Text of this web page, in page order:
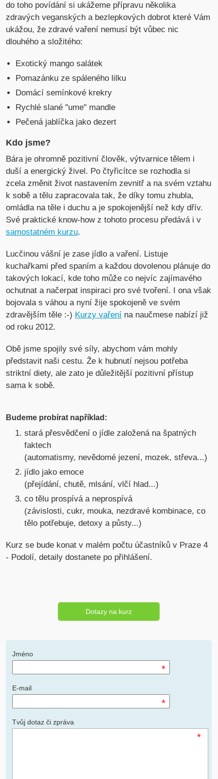
do toho povídání si ukážeme přípravu několika
zdravých veganských a bezlepkových dobrot které Vám
ukážou, že zdravé vaření nemusí být vůbec nic
dlouhého a složitého:
Exotický mango salátek
Pomazánku ze spáleného lilku
Domácí semínkové krekry
Rychlé slané "ume" mandle
Pečená jablíčka jako dezert
Kdo jsme?
Bára je ohromně pozitivní člověk, výtvarnice tělem i
duší a energický živel. Po čtyřicítce se rozhodla si
zcela změnit život nastavením zevnitř a na svém vztahu
k sobě a tělu zapracovala tak, že díky tomu zhubla,
omládla na těle i duchu a je spokojenější než kdy dřív.
Své praktické know-how z tohoto procesu předává i v
samostatném kurzu.
Lucčinou vášní je zase jídlo a vaření. Listuje
kuchařkami před spaním a každou dovolenou plánuje do
takových lokací, kde toho může co nejvíc zajímavého
ochutnat a načerpat inspiraci pro své tvoření. I ona však
bojovala s váhou a nyní žije spokojeně ve svém
zdravějším těle :-) Kurzy vaření na naučmese nabízí již
od roku 2012.
Obě jsme spojily své síly, abychom vám mohly
představit naši cestu. Že k hubnutí nejsou potřeba
striktní diety, ale zato je důležitější pozitivní přístup
sama k sobě.
Budeme probírat například:
stará přesvědčení o jídle založená na špatných
faktech
(automatismy, nevědomé jezení, mozek, střeva...)
jídlo jako emoce
(přejídání, chutě, mlsání, vlčí hlad...)
co tělu prospívá a neprospívá
(závislosti, cukr, mouka, nezdravé kombinace, co
tělo potřebuje, detoxy a půsty...)
Kurz se bude konat v malém počtu účastníků v Praze 4
- Podolí, detaily dostanete po přihlášení.
Dotazy na kurz
Jméno
*
E-mail
*
Tvůj dotaz či zpráva
*